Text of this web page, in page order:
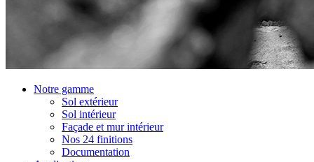
Notre gamme
Sol extérieur
Sol intérieur
Façade et mur intérieur
Nos 24 finitions
Documentation